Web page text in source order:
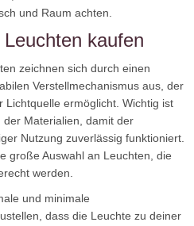
und Raum achten.
kaufen
zeichnen sich durch einen
Verstellmechanismus aus, der
Lichtquelle ermöglicht. Wichtig ist
Materialien, damit der
Nutzung zuverlässig funktioniert.
große Auswahl an Leuchten, die
werden.
und minimale
dass die Leuchte zu deiner